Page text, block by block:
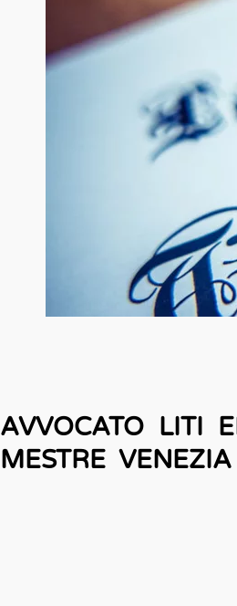
AVVOCATO LITI
MESTRE